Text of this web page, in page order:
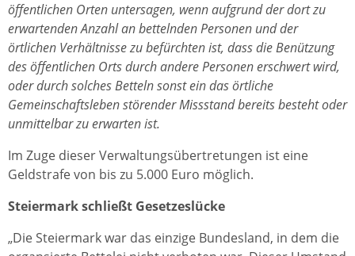
öffentlichen Orten untersagen, wenn aufgrund der dort zu
erwartenden Anzahl an bettelnden Personen und der
örtlichen Verhältnisse zu befürchten ist, dass die Benützung
des öffentlichen Orts durch andere Personen erschwert wird,
oder durch solches Betteln sonst ein das örtliche
Gemeinschaftsleben störender Missstand bereits besteht oder
unmittelbar zu erwarten ist.
Im Zuge dieser Verwaltungsübertretungen ist eine
Geldstrafe von bis zu 5.000 Euro möglich.
Steiermark schließt Gesetzeslücke
„Die Steiermark war das einzige Bundesland, in dem die